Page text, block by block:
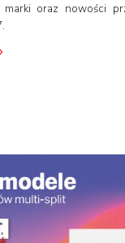
marki oraz nowości